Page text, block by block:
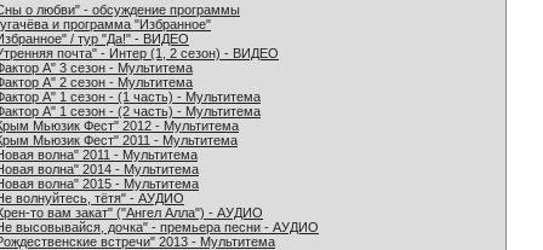
о любви" - обсуждение программы
и программа "Избранное"
/ тур "Да!" - ВИДЕО
почта" - Интер (1, 2 сезон) - ВИДЕО
А" 3 сезон - Мультитема
А" 2 сезон - Мультитема
А" 1 сезон - (1 часть) - Мультитема
А" 1 сезон - (2 часть) - Мультитема
Мьюзик Фест" 2012 - Мультитема
Мьюзик Фест" 2011 - Мультитема
волна" 2011 - Мультитема
волна" 2014 - Мультитема
волна" 2015 - Мультитема
волнуйтесь, тётя" - АУДИО
то вам закат" ("Ангел Алла") - АУДИО
высовывайся, дочка" - премьера песни - АУДИО
встречи" 2013 - Мультитема